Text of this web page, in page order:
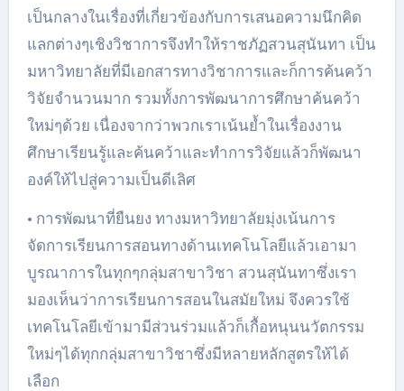
เป็นกลางในเรื่องที่เกี่ยวข้องกับการเสนอความนึกคิด
แลกต่างๆเชิงวิชาการจึงทำให้ราชภัฏสวนสุนันทา เป็น
มหาวิทยาลัยที่มีเอกสารทางวิชาการและก็การค้นคว้า
วิจัยจำนวนมาก รวมทั้งการพัฒนาการศึกษาค้นคว้า
ใหม่ๆด้วย เนื่องจากว่าพวกเราเน้นย้ำในเรื่องงาน
ศึกษาเรียนรู้และค้นคว้าและทำการวิจัยแล้วก็พัฒนา
องค์ให้ไปสู่ความเป็นดีเลิศ
• การพัฒนาที่ยืนยง ทางมหาวิทยาลัยมุ่งเน้นการ
จัดการเรียนการสอนทางด้านเทคโนโลยีแล้วเอามา
บูรณาการในทุกๆกลุ่มสาขาวิชา สวนสุนันทาซึ่งเรา
มองเห็นว่าการเรียนการสอนในสมัยใหม่ จึงควรใช้
เทคโนโลยีเข้ามามีส่วนร่วมแล้วก็เกื้อหนุนนวัตกรรม
ใหม่ๆได้ทุกกลุ่มสาขาวิชาซึ่งมีหลายหลักสูตรให้ได้
เลือก